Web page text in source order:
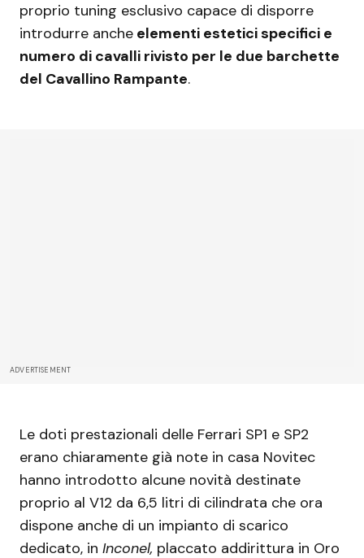
proprio tuning esclusivo capace di disporre
introdurre anche elementi estetici specifici e
numero di cavalli rivisto per le due barchette
del Cavallino Rampante.
ADVERTISEMENT
Le doti prestazionali delle Ferrari SP1 e SP2
erano chiaramente già note in casa Novitec
hanno introdotto alcune novità destinate
proprio al V12 da 6,5 litri di cilindrata che ora
dispone anche di un impianto di scarico
dedicato, in Inconel, placcato addirittura in Oro